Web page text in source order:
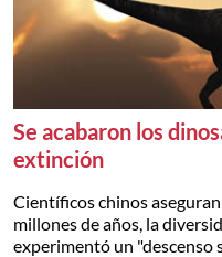
Se acabaron los
extinción
Científicos chinos
millones de años, la
experimentó un "descenso